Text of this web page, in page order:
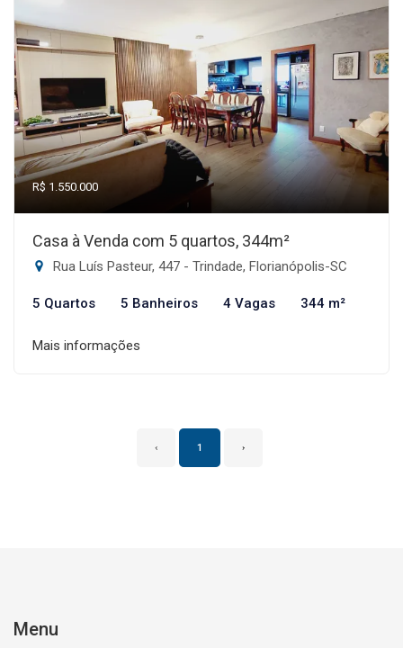
R$ 1.550.000
Casa à Venda com 5 quartos, 344m²
Rua Luís Pasteur, 447 - Trindade, Florianópolis-SC
5 Quartos 5 Banheiros 4 Vagas 344 m²
Mais informações
‹ 1 ›
Menu